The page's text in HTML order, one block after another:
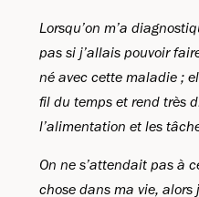
Lorsqu’on m’a
pas si j’allais pouvoir
né avec cette maladie ;
fil du temps et rend très
l’alimentation et les
On ne s’attendait pas à
chose dans ma vie,